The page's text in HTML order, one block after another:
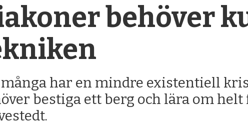
behöver
många har en mindre existentiell
bestiga ett berg och lära om